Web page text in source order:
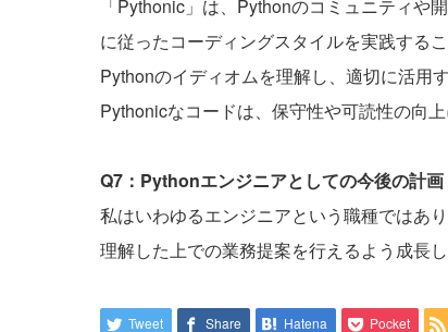
「Pythonic」は、Pythonのコミュニティや
に従ったコーディングスタイルを実践する
Pythonのイディオムを理解し、適切に活用
Pythonicなコードは、保守性や可読性の向
Q7：Pythonエンジニアとしての今後の計画
私はいわゆるエンジニアという職種ではあ
理解した上での業務提案を行えるよう成長し
Tweet Share Hatena Pocket